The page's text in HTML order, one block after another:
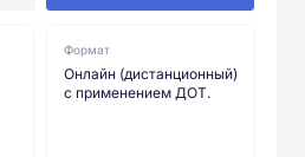
Формат
Онлайн (дистанционный)
с применением ДОТ.